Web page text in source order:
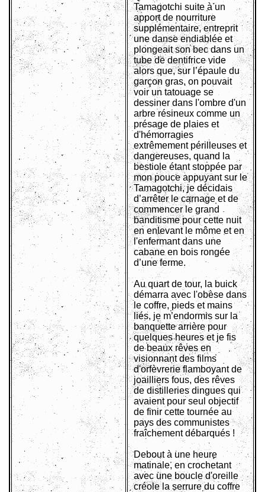
Tamagotchi suite à un
apport de nourriture
supplémentaire, entreprit
une danse endiablée et
plongeait son bec dans un
tube de dentifrice vide
alors que, sur l’épaule du
garçon gras, on pouvait
voir un tatouage se
dessiner dans l'ombre d'un
arbre résineux comme un
présage de plaies et
d'hémorragies
extrêmement périlleuses et
dangereuses, quand la
bestiole étant stoppée par
mon pouce appuyant sur le
Tamagotchi, je décidais
d’arrêter le carnage et de
commencer le grand
banditisme pour cette nuit
en enlevant le môme et en
l'enfermant dans une
cabane en bois rongée
d’une ferme.
Au quart de tour, la buick
démarra avec l'obèse dans
le coffre, pieds et mains
liés, je m’endormis sur la
banquette arrière pour
quelques heures et je fis
de beaux rêves en
visionnant des films
d'orfèvrerie flamboyant de
joailliers fous, des rêves
de distilleries dingues qui
avaient pour seul objectif
de finir cette tournée au
pays des communistes
fraîchement débarqués !
Debout à une heure
matinale, en crochetant
avec une boucle d'oreille
créole la serrure du coffre